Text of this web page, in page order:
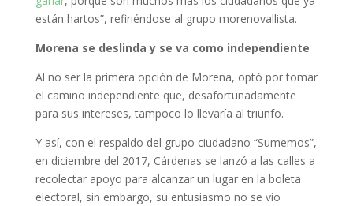
están hartos”, refiriéndose al grupo morenovallista.
Morena se deslinda y se va como independiente
Al no ser la primera opción de Morena, optó por tomar
el camino independiente que, desafortunadamente
para sus intereses, tampoco lo llevaría al triunfo.
Y así, con el respaldo del grupo ciudadano “Sumemos”,
en diciembre del 2017, Cárdenas se lanzó a las calles a
recolectar apoyo para alcanzar un lugar en la boleta
electoral, sin embargo, su entusiasmo no se vio